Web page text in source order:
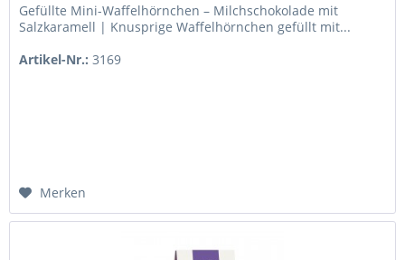
Gefüllte Mini-Waffelhörnchen – Milchschokolade mit
Salzkaramell | Knusprige Waffelhörnchen gefüllt mit...
Artikel-Nr.: 3169
Merken